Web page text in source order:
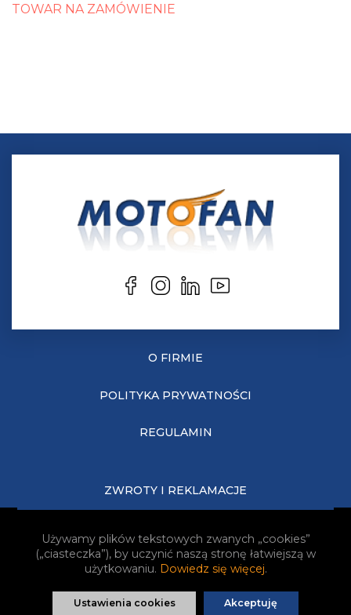
TOWAR NA ZAMÓWIENIE
O FIRMIE
POLITYKA PRYWATNOŚCI
REGULAMIN
ZWROTY I REKLAMACJE
JAK KUPOWAĆ?
Realizacja:Idea4Me.pl| Wszelkie prawa zastrzeżone.
Używamy plików tekstowych zwanych „cookies”
(„ciasteczka”), by uczynić naszą stronę łatwiejszą w
użytkowaniu. Dowiedz się więcej.
Ustawienia cookies Akceptuję